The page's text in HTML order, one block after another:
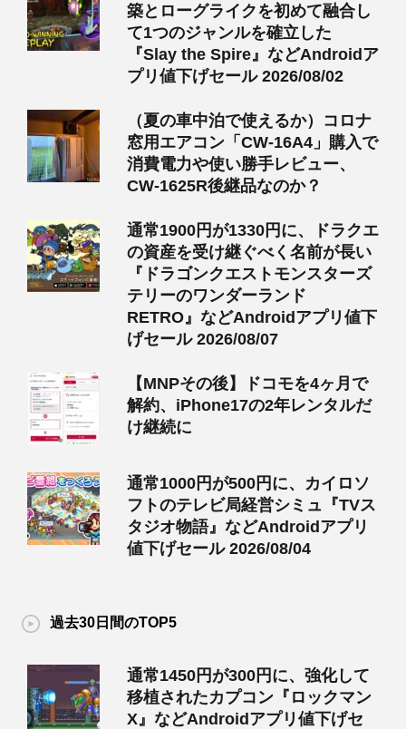
築とローグライクを初めて融合し
て1つのジャンルを確立した
『Slay the Spire』などAndroidア
プリ値下げセール 2026/08/02
（夏の車中泊で使えるか）コロナ
窓用エアコン「CW-16A4」購入で
消費電力や使い勝手レビュー、
CW-1625R後継品なのか？
通常1900円が1330円に、ドラクエ
の資産を受け継ぐべく名前が長い
『ドラゴンクエストモンスターズ
テリーのワンダーランド
RETRO』などAndroidアプリ値下
げセール 2026/08/07
【MNPその後】ドコモを4ヶ月で
解約、iPhone17の2年レンタルだ
け継続に
通常1000円が500円に、カイロソ
フトのテレビ局経営シミュ『TVス
タジオ物語』などAndroidアプリ
値下げセール 2026/08/04
過去30日間のTOP5
通常1450円が300円に、強化して
移植されたカプコン『ロックマン
X』などAndroidアプリ値下げセ